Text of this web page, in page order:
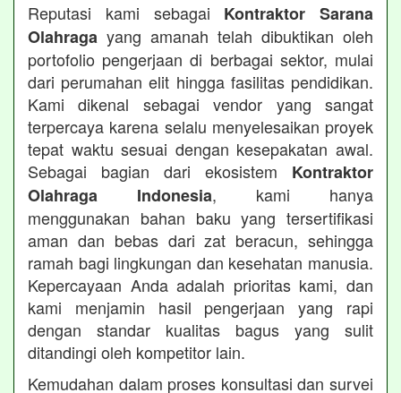
Reputasi kami sebagai Kontraktor Sarana
Olahraga yang amanah telah dibuktikan oleh
portofolio pengerjaan di berbagai sektor, mulai
dari perumahan elit hingga fasilitas pendidikan.
Kami dikenal sebagai vendor yang sangat
terpercaya karena selalu menyelesaikan proyek
tepat waktu sesuai dengan kesepakatan awal.
Sebagai bagian dari ekosistem Kontraktor
Olahraga Indonesia, kami hanya
menggunakan bahan baku yang tersertifikasi
aman dan bebas dari zat beracun, sehingga
ramah bagi lingkungan dan kesehatan manusia.
Kepercayaan Anda adalah prioritas kami, dan
kami menjamin hasil pengerjaan yang rapi
dengan standar kualitas bagus yang sulit
ditandingi oleh kompetitor lain.
Kemudahan dalam proses konsultasi dan survei